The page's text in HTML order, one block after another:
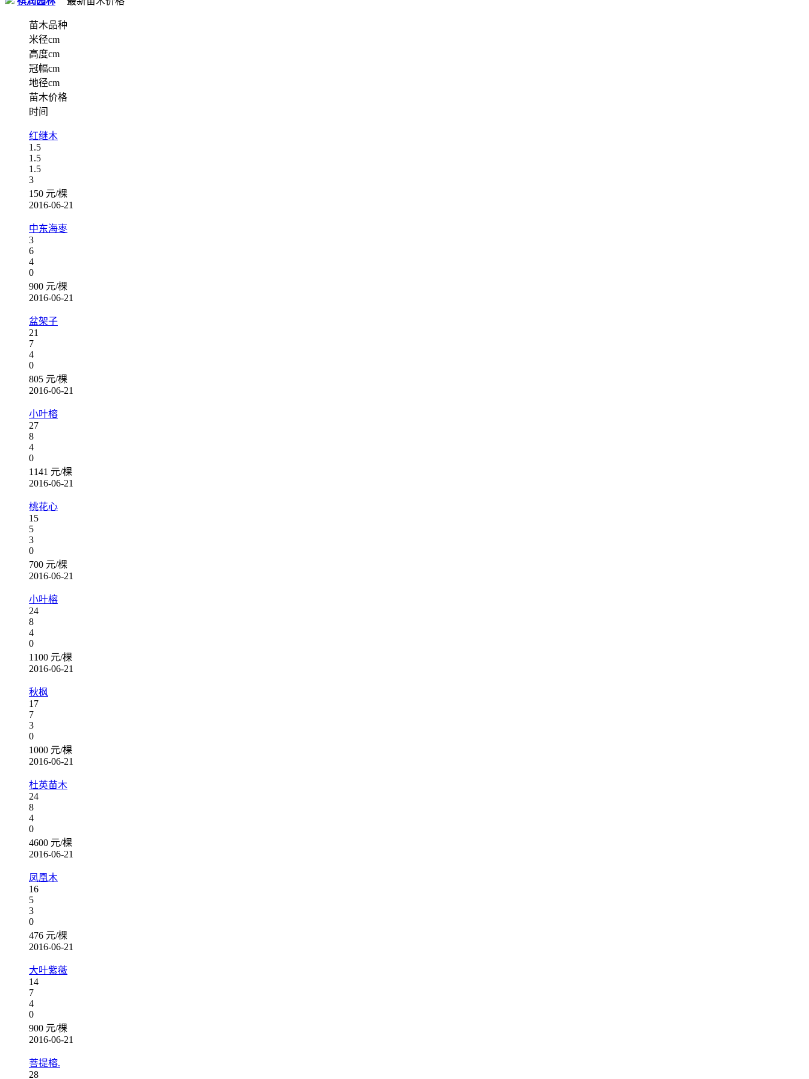
苗木品种
米径cm
高度cm
冠幅cm
地径cm
苗木价格
时间
红继木
1.5
1.5
1.5
3
150 元/棵
2016-06-21
中东海枣
3
6
4
0
900 元/棵
2016-06-21
盆架子
21
7
4
0
805 元/棵
2016-06-21
小叶榕
27
8
4
0
1141 元/棵
2016-06-21
桃花心
15
5
3
0
700 元/棵
2016-06-21
小叶榕
24
8
4
0
1100 元/棵
2016-06-21
秋枫
17
7
3
0
1000 元/棵
2016-06-21
杜英苗木
24
8
4
0
4600 元/棵
2016-06-21
凤凰木
16
5
3
0
476 元/棵
2016-06-21
大叶紫薇
14
7
4
0
900 元/棵
2016-06-21
菩提榕.
28